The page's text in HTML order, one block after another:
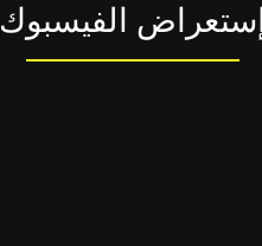
الفيسبوك